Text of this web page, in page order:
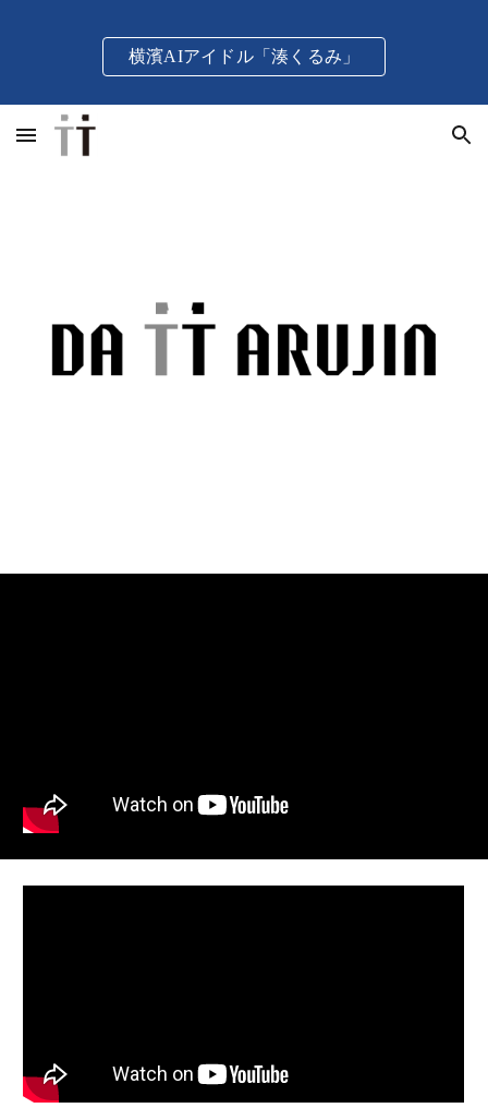
Skip to main content Skip to navigation
横濱AIアイドル「湊くるみ」